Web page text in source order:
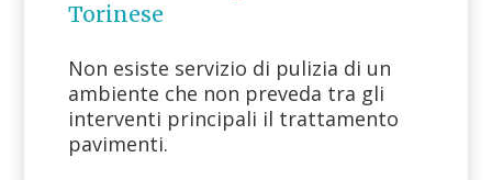
Torinese
Non esiste servizio di pulizia di un
ambiente che non preveda tra gli
interventi principali il trattamento
pavimenti.